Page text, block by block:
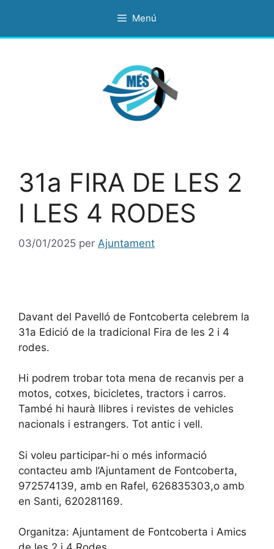
contingut
Menú
31a FIRA DE LES 2
I LES 4 RODES
03/01/2025 per Ajuntament
Davant del Pavelló de Fontcoberta celebrem la
31a Edició de la tradicional Fira de les 2 i 4
rodes.
Hi podrem trobar tota mena de recanvis per a
motos, cotxes, bicicletes, tractors i carros.
També hi haurà llibres i revistes de vehicles
nacionals i estrangers. Tot antic i vell.
Si voleu participar-hi o més informació
contacteu amb l’Ajuntament de Fontcoberta,
972574139, amb en Rafel, 626835303,o amb
en Santi, 620281169.
Organitza: Ajuntament de Fontcoberta i Amics